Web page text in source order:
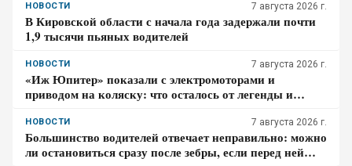
НОВОСТИ 7 августа 2026 г.
В Кировской области с начала года задержали почти
1,9 тысячи пьяных водителей
НОВОСТИ 7 августа 2026 г.
«Иж Юпитер» показали с электромоторами и
приводом на коляску: что осталось от легенды и
НОВОСТИ 7 августа 2026 г.
Большинство водителей отвечает неправильно: можно
ли остановиться сразу после зебры, если перед ней